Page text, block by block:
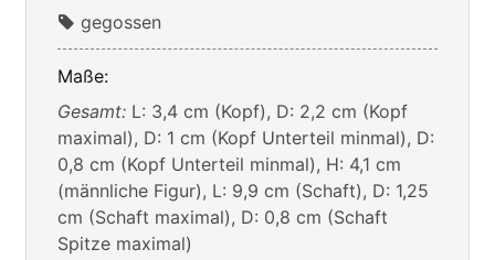
gegossen
Maße:
Gesamt: L: 3,4 cm (Kopf), D: 2,2 cm (Kopf
maximal), D: 1 cm (Kopf Unterteil minmal), D:
0,8 cm (Kopf Unterteil minmal), H: 4,1 cm
(männliche Figur), L: 9,9 cm (Schaft), D: 1,25
cm (Schaft maximal), D: 0,8 cm (Schaft
Spitze maximal)